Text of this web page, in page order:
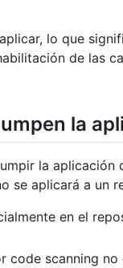
lo que
de las
la
la
se aplicará a un
en el
code scanning